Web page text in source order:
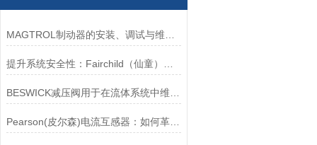
Pearson(皮尔森)电流互感器：如何革新电力监控？